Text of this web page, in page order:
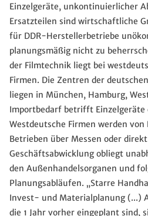
Einzelgeräte, unkontinuierlicher
Ersatzteilen sind wirtschaftliche
für DDR-Herstellerbetriebe
planungsmäßig nicht zu
der Filmtechnik liegt bei
Firmen. Die Zentren der
liegen in München, Hamburg,
Importbedarf betrifft Einzelgeräte
Westdeutsche Firmen werden von
Betrieben über Messen oder
Geschäftsabwicklung obliegt
den Außenhandelsorganen und
Planungsabläufen. „Starre
Invest- und Materialplanung (...)
die 1 Jahr vorher eingeplant sind,